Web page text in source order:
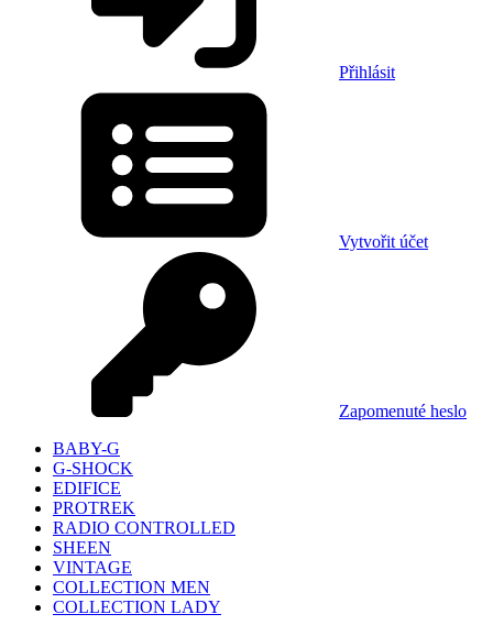
Přihlásit
Vytvořit účet
Zapomenuté heslo
BABY-G
G-SHOCK
EDIFICE
PROTREK
RADIO CONTROLLED
SHEEN
VINTAGE
COLLECTION MEN
COLLECTION LADY